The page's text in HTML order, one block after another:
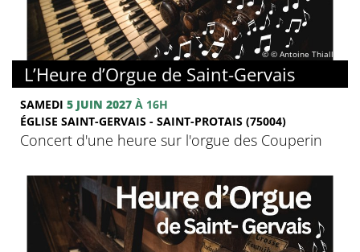
© © Antoine Thiallier
L’Heure d’Orgue de Saint-Gervais
SAMEDI 5 JUIN 2027 À 16H
ÉGLISE SAINT-GERVAIS - SAINT-PROTAIS (75004)
Concert d'une heure sur l'orgue des Couperin